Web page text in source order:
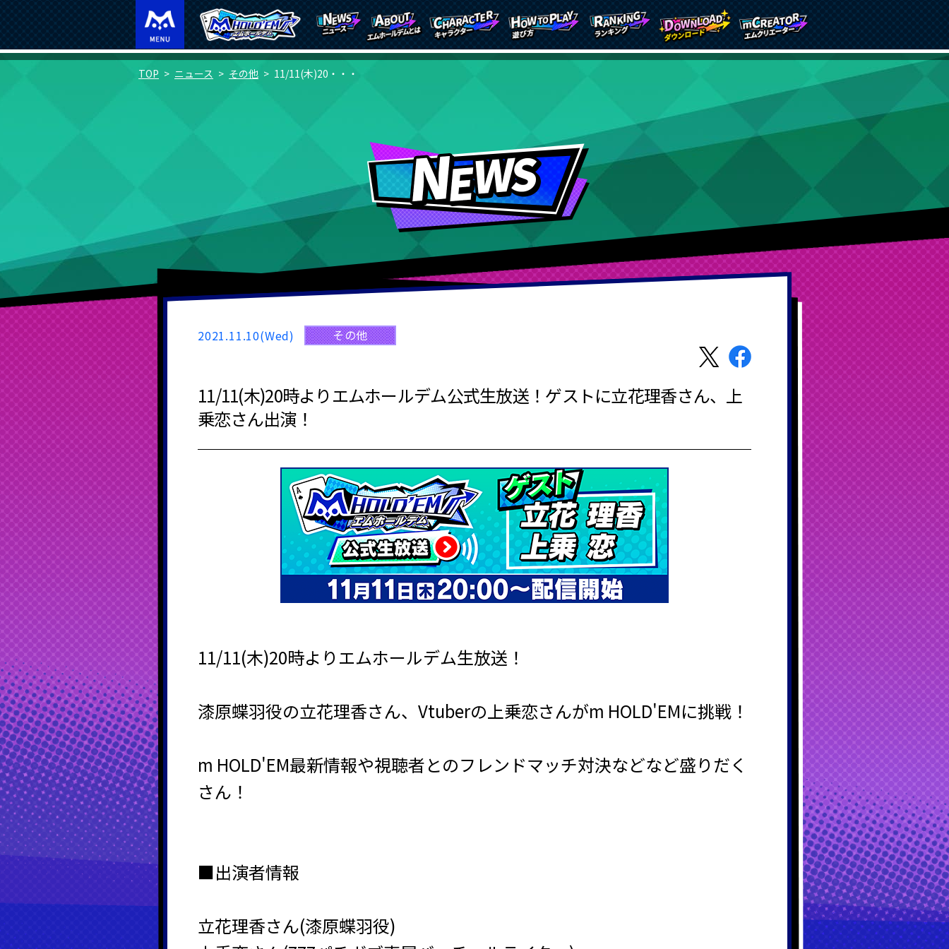
TOP ニュース その他 11/11(木)20・・・
2021.11.10(Wed) その他
11/11(木)20時よりエムホールデム公式生放送！ゲストに立花理香さん、上
乗恋さん出演！
11/11(木)20時よりエムホールデム生放送！
漆原蝶羽役の立花理香さん、Vtuberの上乗恋さんがm HOLD'EMに挑戦！
m HOLD'EM最新情報や視聴者とのフレンドマッチ対決などなど盛りだく
さん！
■出演者情報
立花理香さん(漆原蝶羽役)